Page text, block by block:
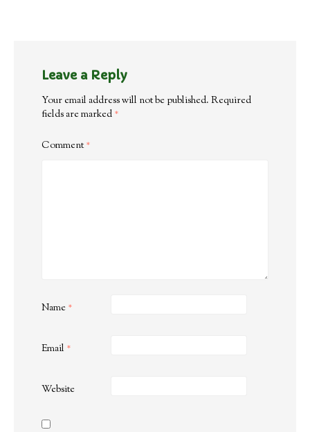
Leave a Reply
Your email address will not be published. Required
fields are marked *
Comment*
Name *
Email *
Website